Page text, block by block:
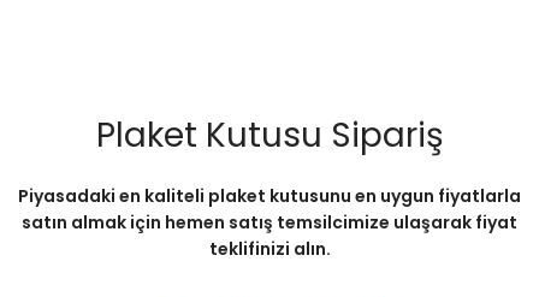
Plaket Kutusu Sipariş
Piyasadaki en kaliteli plaket kutusunu en uygun fiyatlarla
satın almak için hemen satış temsilcimize ulaşarak fiyat
teklifinizi alın.